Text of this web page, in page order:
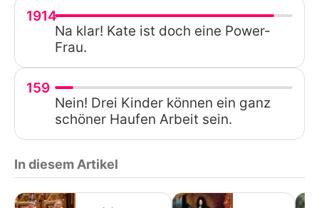
1914
Na klar! Kate ist doch eine Power-
Frau.
159
Nein! Drei Kinder können ein ganz
schöner Haufen Arbeit sein.
In diesem Artikel